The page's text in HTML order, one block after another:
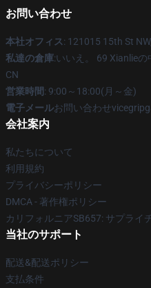
お問い合わせ
本社オフィス: 121015 15th St
私達の倉庫:いいえ。 69 Xianlie
CN
営業時間: 9:00～18:00(月～金)
電子メールお問い合わせ
会社案内
私たちについて
利用規約
プライバシーポリシー
DMCA - 著作権ポリシー
カリフォルニアSB657: サプライ
当社のサポート
配送&配送ポリシー
支払条件